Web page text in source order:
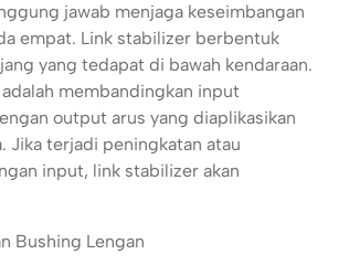
jawab menjaga keseimbangan
empat. Link stabilizer berbentuk
yang tedapat di bawah kendaraan.
membandingkan input
output arus yang diaplikasikan
Jika terjadi peningkatan atau
input, link stabilizer akan
Bushing Lengan